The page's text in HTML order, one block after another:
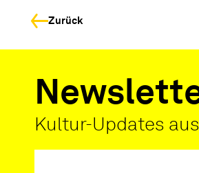
Zurück
Kultur-Updates